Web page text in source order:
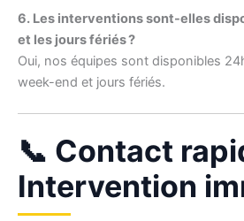
6. Les interventions sont-elles
et les jours fériés ?
Oui, nos équipes sont disponibles
week-end et jours fériés.
📞 Contact
Intervention